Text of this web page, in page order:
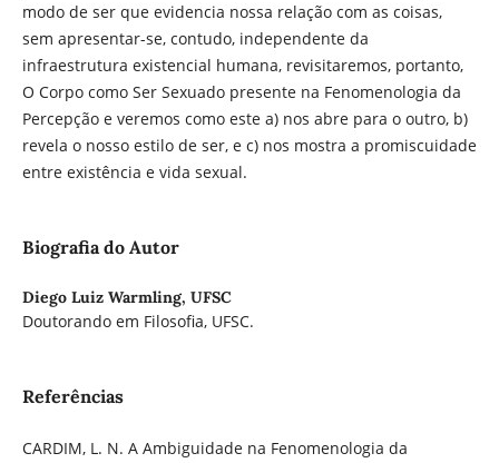
modo de ser que evidencia nossa relação com as coisas,
sem apresentar-se, contudo, independente da
infraestrutura existencial humana, revisitaremos, portanto,
O Corpo como Ser Sexuado presente na Fenomenologia da
Percepção e veremos como este a) nos abre para o outro, b)
revela o nosso estilo de ser, e c) nos mostra a promiscuidade
entre existência e vida sexual.
Biografia do Autor
Diego Luiz Warmling, UFSC
Doutorando em Filosofia, UFSC.
Referências
CARDIM, L. N. A Ambiguidade na Fenomenologia da